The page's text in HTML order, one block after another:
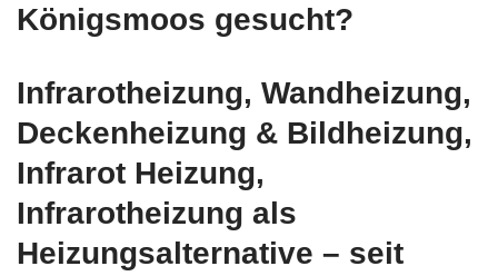
Königsmoos gesucht?
Infrarotheizung, Wandheizung,
Deckenheizung & Bildheizung,
Infrarot Heizung,
Infrarotheizung als
Heizungsalternative – seit